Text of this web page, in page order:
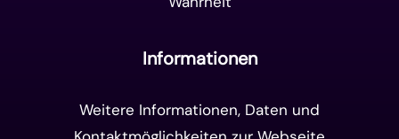
Informationen
Weitere Informationen, Daten und